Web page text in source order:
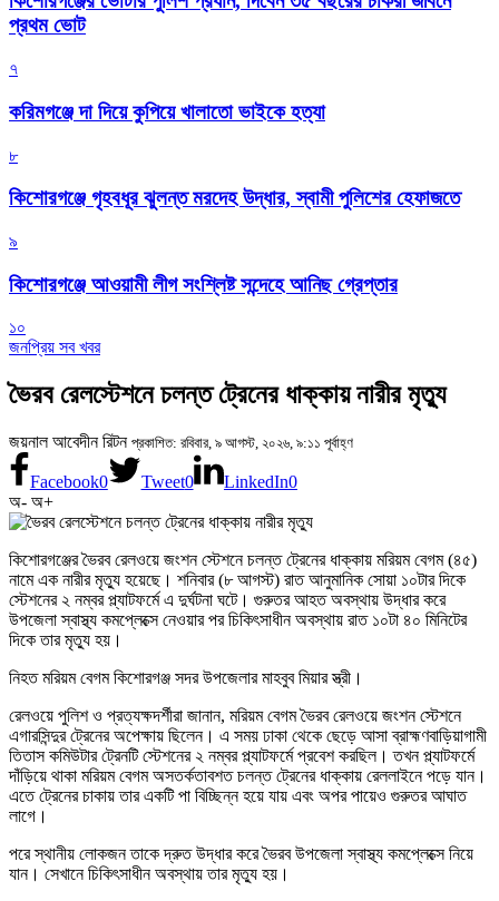
প্রথম ভোট
৭
করিমগঞ্জে দা দিয়ে কুপিয়ে খালাতো ভাইকে হত্যা
৮
কিশোরগঞ্জে গৃহবধূর ঝুলন্ত মরদেহ উদ্ধার, স্বামী পুলিশের হেফাজতে
৯
কিশোরগঞ্জে আওয়ামী লীগ সংশ্লিষ্ট সন্দেহে আনিছ গ্রেপ্তার
১০
জনপ্রিয় সব খবর
ভৈরব রেলস্টেশনে চলন্ত ট্রেনের ধাক্কায় নারীর মৃত্যু
জয়নাল আবেদীন রিটন প্রকাশিত: রবিবার, ৯ আগস্ট, ২০২৬, ৯:১১ পূর্বাহ্ণ
Facebook0 Tweet0 LinkedIn0
অ- অ+
কিশোরগঞ্জের ভৈরব রেলওয়ে জংশন স্টেশনে চলন্ত ট্রেনের ধাক্কায় মরিয়ম বেগম (৪৫)
নামে এক নারীর মৃত্যু হয়েছে। শনিবার (৮ আগস্ট) রাত আনুমানিক সোয়া ১০টার দিকে
স্টেশনের ২ নম্বর প্ল্যাটফর্মে এ দুর্ঘটনা ঘটে। গুরুতর আহত অবস্থায় উদ্ধার করে
উপজেলা স্বাস্থ্য কমপ্লেক্সে নেওয়ার পর চিকিৎসাধীন অবস্থায় রাত ১০টা ৪০ মিনিটের
দিকে তার মৃত্যু হয়।
নিহত মরিয়ম বেগম কিশোরগঞ্জ সদর উপজেলার মাহবুব মিয়ার স্ত্রী।
রেলওয়ে পুলিশ ও প্রত্যক্ষদর্শীরা জানান, মরিয়ম বেগম ভৈরব রেলওয়ে জংশন স্টেশনে
এগারসিন্দুর ট্রেনের অপেক্ষায় ছিলেন। এ সময় ঢাকা থেকে ছেড়ে আসা ব্রাহ্মণবাড়িয়াগামী
তিতাস কমিউটার ট্রেনটি স্টেশনের ২ নম্বর প্ল্যাটফর্মে প্রবেশ করছিল। তখন প্ল্যাটফর্মে
দাঁড়িয়ে থাকা মরিয়ম বেগম অসতর্কতাবশত চলন্ত ট্রেনের ধাক্কায় রেললাইনে পড়ে যান।
এতে ট্রেনের চাকায় তার একটি পা বিচ্ছিন্ন হয়ে যায় এবং অপর পায়েও গুরুতর আঘাত
লাগে।
পরে স্থানীয় লোকজন তাকে দ্রুত উদ্ধার করে ভৈরব উপজেলা স্বাস্থ্য কমপ্লেক্সে নিয়ে
যান। সেখানে চিকিৎসাধীন অবস্থায় তার মৃত্যু হয়।